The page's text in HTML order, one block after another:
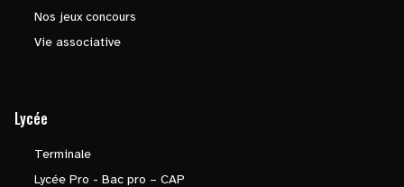
Nos jeux concours
Vie associative
Lycée
Terminale
Lycée Pro - Bac pro – CAP